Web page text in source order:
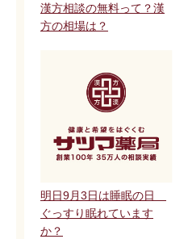
漢方相談の無料って？漢
方の相場は？
明日9月3日は睡眠の日
ぐっすり眠れています
か？